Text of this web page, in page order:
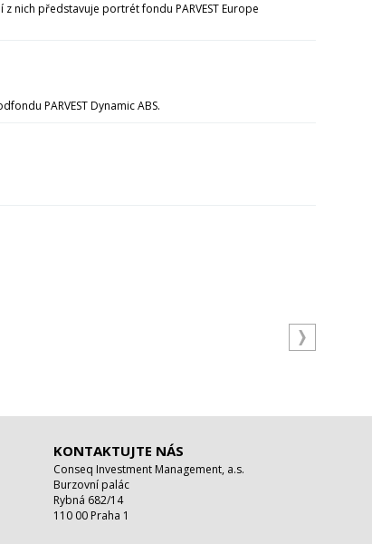
nich představuje portrét fondu PARVEST Europe
PARVEST Dynamic ABS.
KONTAKTUJTE NÁS
Conseq Investment Management, a.s.
Burzovní palác
Rybná 682/14
110 00 Praha 1